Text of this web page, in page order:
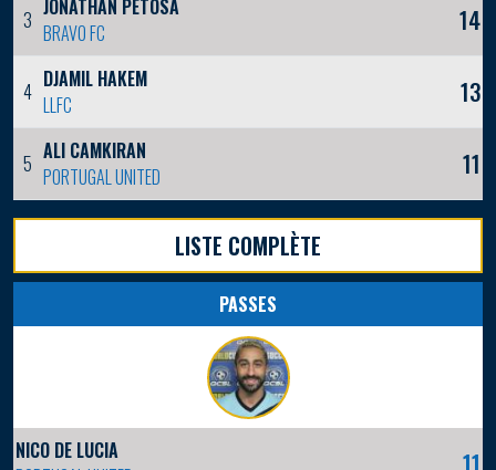
3 JONATHAN PETOSA
BRAVO FC
14
4 DJAMIL HAKEM
LLFC
13
5 ALI CAMKIRAN
PORTUGAL UNITED
11
LISTE COMPLÈTE
PASSES
NICO DE LUCIA